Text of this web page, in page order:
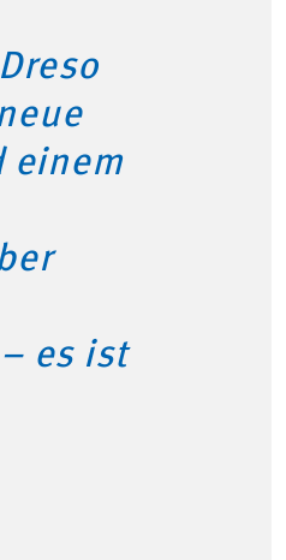
einem
es ist